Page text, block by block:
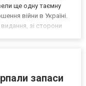
ще одну таємну
війни в Україні.
зі сторони
запаси